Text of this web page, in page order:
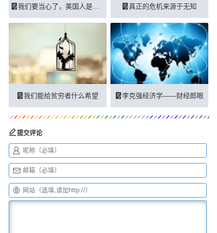
提交评论
我们要当心了，美国人是这样搞垮日本的 真正的危机来源于无知
我们能给贫穷者什么希望 李克强经济学——财经郎眼